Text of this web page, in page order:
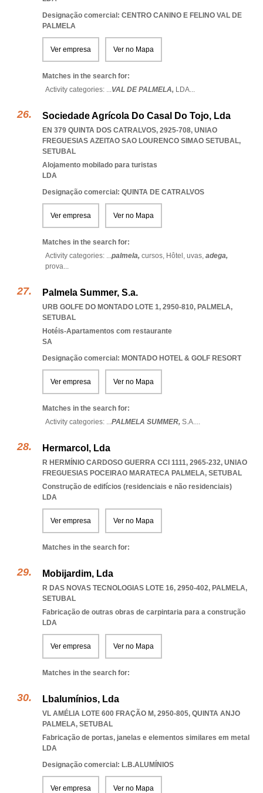
Designação comercial: CENTRO CANINO E FELINO VAL DE
PALMELA
Ver empresa Ver no Mapa
Matches in the search for:
Activity categories: ...VAL DE PALMELA, LDA...
Sociedade Agrícola Do Casal Do Tojo, Lda
EN 379 QUINTA DOS CATRALVOS, 2925-708, UNIAO
FREGUESIAS AZEITAO SAO LOURENCO SIMAO SETUBAL,
SETUBAL
Alojamento mobilado para turistas
LDA
Designação comercial: QUINTA DE CATRALVOS
Ver empresa Ver no Mapa
Matches in the search for:
Activity categories: ...palmela, cursos, Hôtel, uvas, adega,
prova...
Palmela Summer, S.a.
URB GOLFE DO MONTADO LOTE 1, 2950-810, PALMELA,
SETUBAL
Hotéis-Apartamentos com restaurante
SA
Designação comercial: MONTADO HOTEL & GOLF RESORT
Ver empresa Ver no Mapa
Matches in the search for:
Activity categories: ...PALMELA SUMMER, S.A....
Hermarcol, Lda
R HERMÍNIO CARDOSO GUERRA CCI 1111, 2965-232, UNIAO
FREGUESIAS POCEIRAO MARATECA PALMELA, SETUBAL
Construção de edifícios (residenciais e não residenciais)
LDA
Ver empresa Ver no Mapa
Matches in the search for:
Mobijardim, Lda
R DAS NOVAS TECNOLOGIAS LOTE 16, 2950-402, PALMELA,
SETUBAL
Fabricação de outras obras de carpintaria para a construção
LDA
Ver empresa Ver no Mapa
Matches in the search for:
Lbalumínios, Lda
VL AMÉLIA LOTE 600 FRAÇÃO M, 2950-805, QUINTA ANJO
PALMELA, SETUBAL
Fabricação de portas, janelas e elementos similares em metal
LDA
Designação comercial: L.B.ALUMÍNIOS
Ver empresa Ver no Mapa